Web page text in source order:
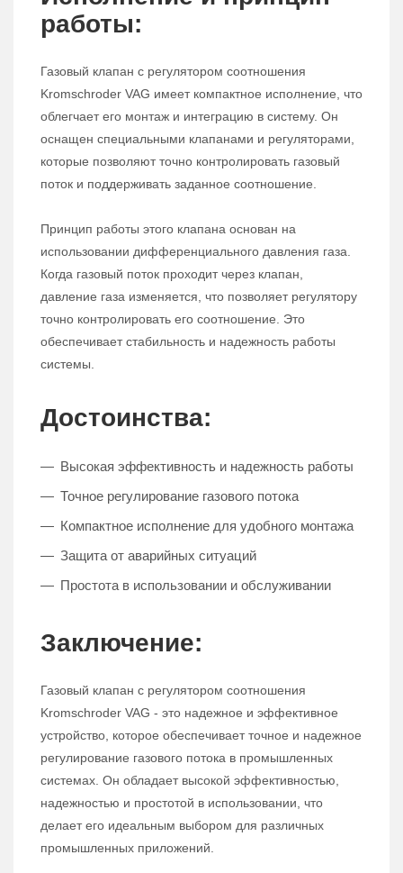
работы:
Газовый клапан с регулятором соотношения
Kromschroder VAG имеет компактное исполнение, что
облегчает его монтаж и интеграцию в систему. Он
оснащен специальными клапанами и регуляторами,
которые позволяют точно контролировать газовый
поток и поддерживать заданное соотношение.
Принцип работы этого клапана основан на
использовании дифференциального давления газа.
Когда газовый поток проходит через клапан,
давление газа изменяется, что позволяет регулятору
точно контролировать его соотношение. Это
обеспечивает стабильность и надежность работы
системы.
Достоинства:
Высокая эффективность и надежность работы
Точное регулирование газового потока
Компактное исполнение для удобного монтажа
Защита от аварийных ситуаций
Простота в использовании и обслуживании
Заключение:
Газовый клапан с регулятором соотношения
Kromschroder VAG - это надежное и эффективное
устройство, которое обеспечивает точное и надежное
регулирование газового потока в промышленных
системах. Он обладает высокой эффективностью,
надежностью и простотой в использовании, что
делает его идеальным выбором для различных
промышленных приложений.